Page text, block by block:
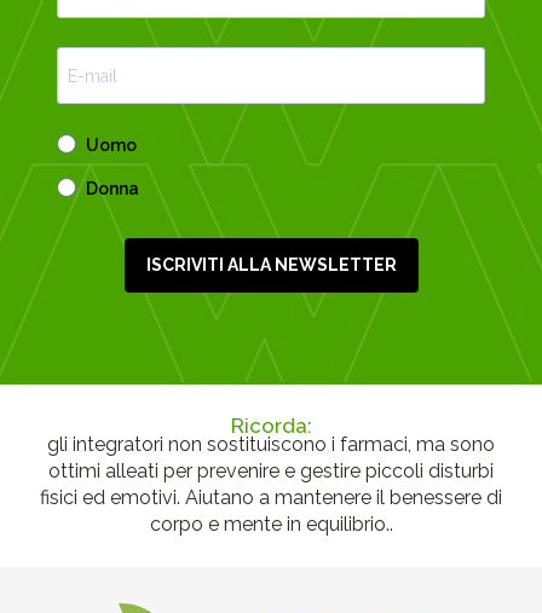
Uomo
Donna
ISCRIVITI ALLA NEWSLETTER
Ricorda:
gli integratori non sostituiscono i farmaci, ma sono
ottimi alleati per prevenire e gestire piccoli disturbi
fisici ed emotivi. Aiutano a mantenere il benessere di
corpo e mente in equilibrio..